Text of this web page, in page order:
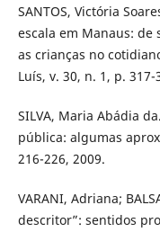
SANTOS, Victória
escala em Manaus: de
as crianças no
Luís, v. 30, n. 1, p.
SILVA, Maria Abádia
pública: algumas
216-226, 2009.
VARANI, Adriana;
descritor”: sentidos